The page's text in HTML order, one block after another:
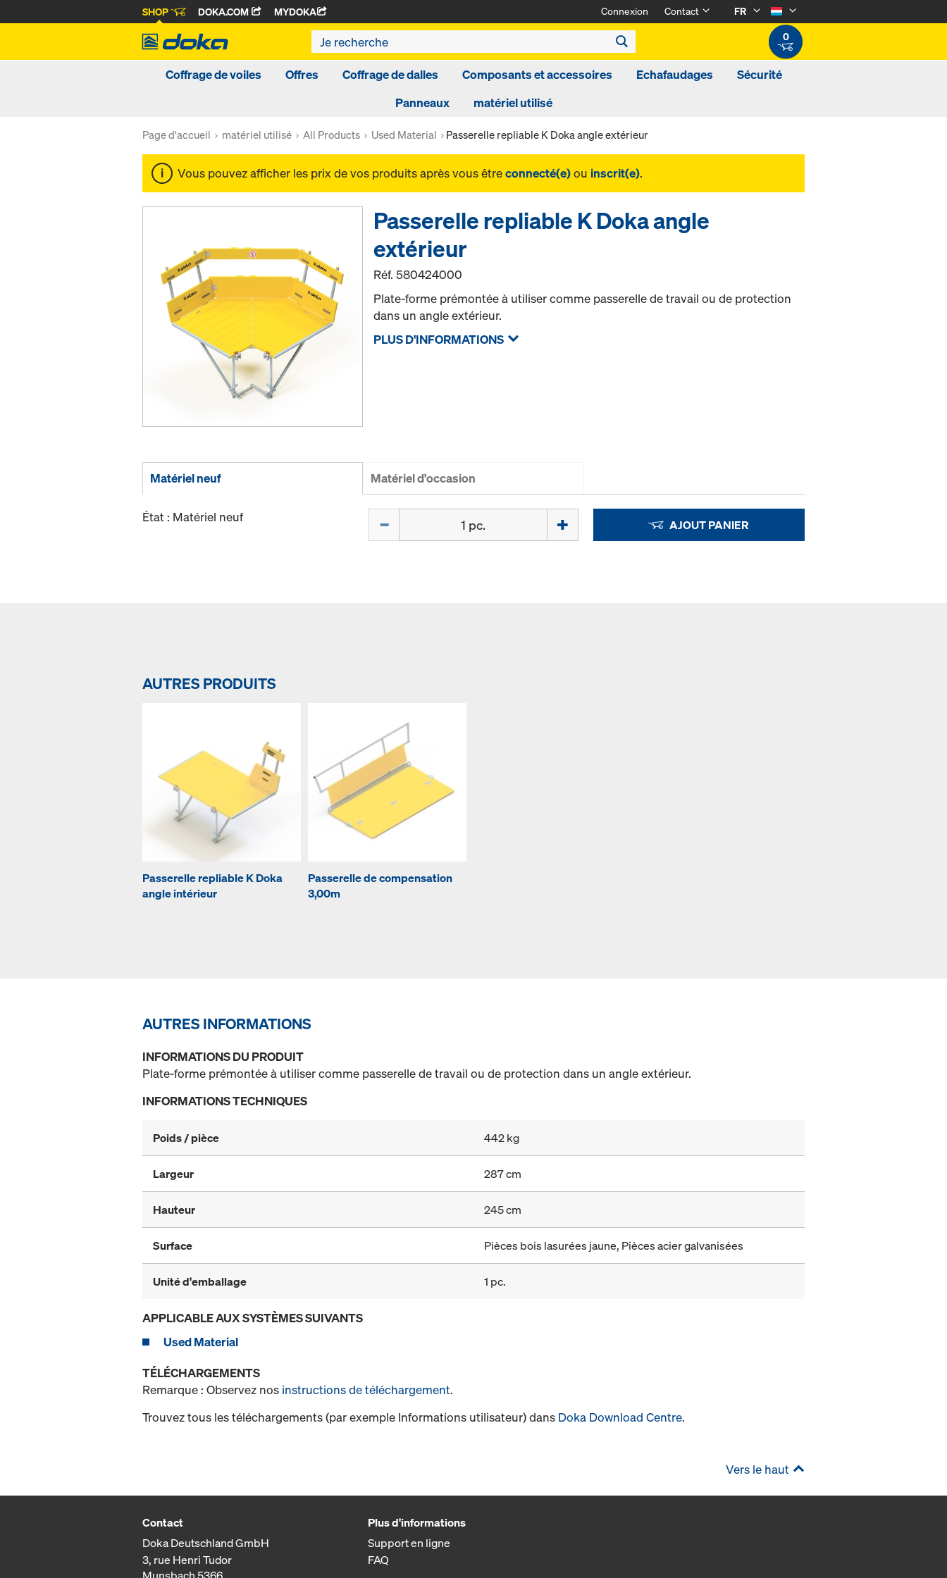
SHOP DOKA.COM MYDOKA Connexion Contact
FR
0
Coffrage de voiles Offres Coffrage de dalles Composants et accessoires Echafaudages
Sécurité
Panneaux
matériel utilisé
Page d'accueil matériel utilisé All Products Used Material Passerelle repliable K Doka angle extérieur
Vous pouvez afficher les prix de vos produits après vous êtreconnecté(e)ou inscrit(e).
Passerelle repliable K Doka angle
extérieur
Réf.580424000
Plate-forme prémontée à utiliser comme passerelle de travail ou de protection
dans un angle extérieur.
PLUS D'INFORMATIONS
Matériel neuf Matériel d'occasion
État : Matériel neuf AJOUT PANIER
AUTRES PRODUITS
Passerelle repliable K Doka
angle intérieur
Passerelle de compensation
3,00m
AUTRES INFORMATIONS
INFORMATIONS DU PRODUIT
Plate-forme prémontée à utiliser comme passerelle de travail ou de protection dans un angle extérieur.
INFORMATIONS TECHNIQUES
Poids / pièce 442 kg
Largeur 287 cm
Hauteur 245 cm
Surface Pièces bois lasurées jaune, Pièces acier galvanisées
Unité d'emballage 1 pc.
APPLICABLE AUX SYSTÈMES SUIVANTS
Used Material
TÉLÉCHARGEMENTS
Remarque : Observez nos instructions de téléchargement.
Trouvez tous les téléchargements (par exemple Informations utilisateur) dans Doka Download Centre.
Vers le haut
Contact
Doka Deutschland GmbH
3, rue Henri Tudor
Plus d'informations
Support en ligne
FAQ